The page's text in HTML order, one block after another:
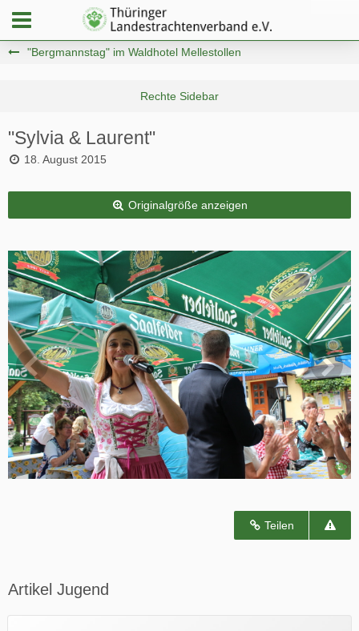
"Bergmannstag" im Waldhotel Mellestollen
"Sylvia & Laurent"
18. August 2015
Originalgröße anzeigen
Teilen
Artikel Jugend